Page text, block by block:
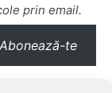
prin email.
Abonează-te